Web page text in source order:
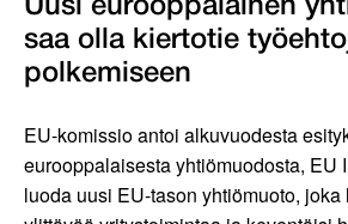
Uusi eurooppalainen
saa olla kiertotie
polkemiseen
EU-komissio antoi alkuvuodesta
eurooppalaisesta yhtiömuodosta, EU
luoda uusi EU-tason yhtiömuoto,